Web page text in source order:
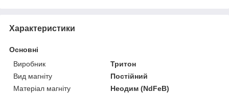
Характеристики
Основні
Виробник
Тритон
Вид магніту
Постійний
Матеріал магніту
Неодим (NdFeB)